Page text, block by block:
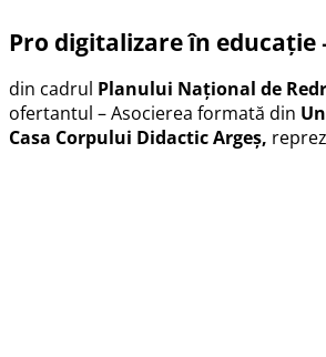
Pro digitalizare în educație
din cadrul Planului Național de
ofertantul – Asocierea formată din
Casa Corpului Didactic Argeș,